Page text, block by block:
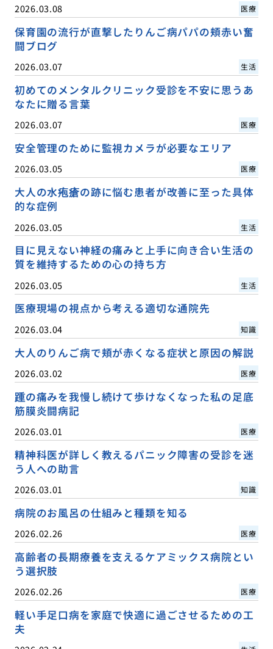
2026.03.08 医療
保育園の流行が直撃したりんご病パパの頬赤い奮
闘ブログ
2026.03.07 生活
初めてのメンタルクリニック受診を不安に思うあ
なたに贈る言葉
2026.03.07 医療
安全管理のために監視カメラが必要なエリア
2026.03.05 医療
大人の水疱瘡の跡に悩む患者が改善に至った具体
的な症例
2026.03.05 生活
目に見えない神経の痛みと上手に向き合い生活の
質を維持するための心の持ち方
2026.03.05 生活
医療現場の視点から考える適切な通院先
2026.03.04 知識
大人のりんご病で頬が赤くなる症状と原因の解説
2026.03.02 医療
踵の痛みを我慢し続けて歩けなくなった私の足底
筋膜炎闘病記
2026.03.01 医療
精神科医が詳しく教えるパニック障害の受診を迷
う人への助言
2026.03.01 知識
病院のお風呂の仕組みと種類を知る
2026.02.26 医療
高齢者の長期療養を支えるケアミックス病院とい
う選択肢
2026.02.26 医療
軽い手足口病を家庭で快適に過ごさせるための工
夫